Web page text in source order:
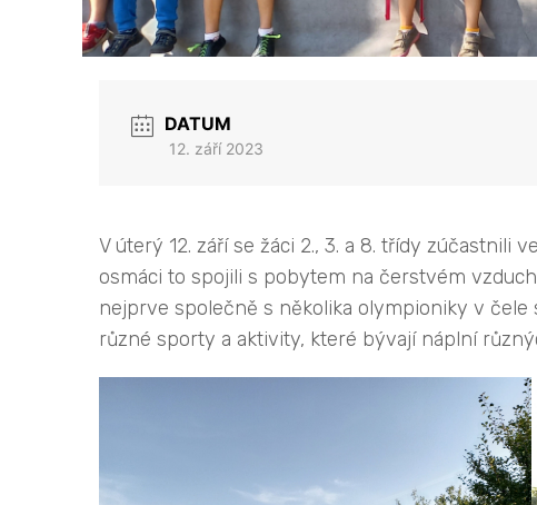
DATUM
12. září 2023
V úterý 12. září se žáci 2., 3. a 8. třídy
osmáci to spojili s pobytem na čerstvém
nejprve společně s několika olympioniky v
různé sporty a aktivity, které bývají náplní